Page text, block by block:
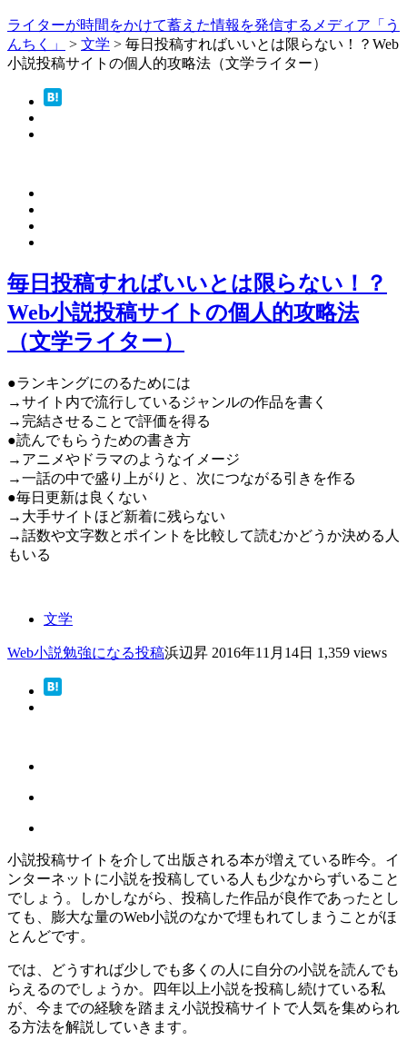
ライターが時間をかけて蓄えた情報を発信するメディア「う
んちく」
> 文学 > 毎日投稿すればいいとは限らない！？Web
小説投稿サイトの個人的攻略法（文学ライター）
毎日投稿すればいいとは限らない！？
Web小説投稿サイトの個人的攻略法
（文学ライター）
●ランキングにのるためには
→サイト内で流行しているジャンルの作品を書く
→完結させることで評価を得る
●読んでもらうための書き方
→アニメやドラマのようなイメージ
→一話の中で盛り上がりと、次につながる引きを作る
●毎日更新は良くない
→大手サイトほど新着に残らない
→話数や文字数とポイントを比較して読むかどうか決める人
もいる
文学
Web小説勉強になる投稿浜辺昇 2016年11月14日 1,359 views
小説投稿サイトを介して出版される本が増えている昨今。イ
ンターネットに小説を投稿している人も少なからずいること
でしょう。しかしながら、投稿した作品が良作であったとし
ても、膨大な量のWeb小説のなかで埋もれてしまうことがほ
とんどです。
では、どうすれば少しでも多くの人に自分の小説を読んでも
らえるのでしょうか。四年以上小説を投稿し続けている私
が、今までの経験を踏まえ小説投稿サイトで人気を集められ
る方法を解説していきます。